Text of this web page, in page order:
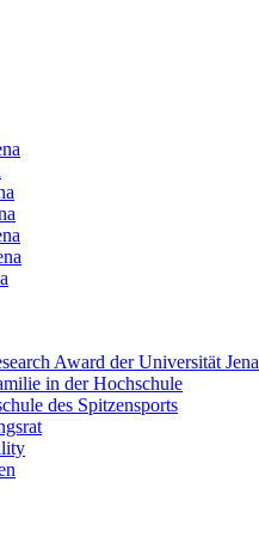
Award der Universität Jena
in der Hochschule
des Spitzensports